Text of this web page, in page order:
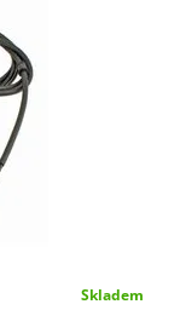
Skladem